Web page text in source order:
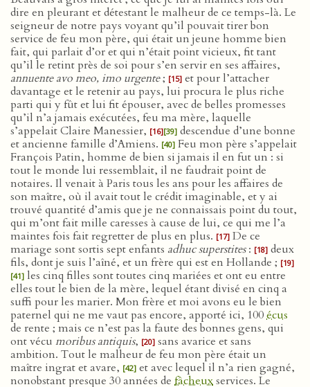
dire en pleurant et détestant le malheur de ce temps-là. Le
seigneur de notre pays voyant qu’il pouvait tirer bon
service de feu mon père, qui était un jeune homme bien
fait, qui parlait d’or et qui n’était point vicieux, fit tant
qu’il le retint près de soi pour s’en servir en ses affaires,
annuente avo meo, imo urgente; [15] et pour l’attacher
davantage et le retenir au pays, lui procura le plus riche
parti qui y fût et lui fit épouser, avec de belles promesses
qu’il n’a jamais exécutées, feu ma mère, laquelle
s’appelait Claire Manessier, [16][39] descendue d’une bonne
et ancienne famille d’Amiens. [40] Feu mon père s’appelait
François Patin, homme de bien si jamais il en fut un : si
tout le monde lui ressemblait, il ne faudrait point de
notaires. Il venait à Paris tous les ans pour les affaires de
son maître, où il avait tout le crédit imaginable, et y ai
trouvé quantité d’amis que je ne connaissais point du tout,
qui m’ont fait mille caresses à cause de lui, ce qui me l’a
maintes fois fait regretter de plus en plus. [17] De ce
mariage sont sortis sept enfants adhuc superstites: [18] deux
fils, dont je suis l’aîné, et un frère qui est en Hollande ; [19]
[41] les cinq filles sont toutes cinq mariées et ont eu entre
elles tout le bien de la mère, lequel étant divisé en cinq a
suffi pour les marier. Mon frère et moi avons eu le bien
paternel qui ne me vaut pas encore, apporté ici, 100écus
de rente ; mais ce n’est pas la faute des bonnes gens, qui
ont vécu moribus antiquis, [20] sans avarice et sans
ambition. Tout le malheur de feu mon père était un
maître ingrat et avare, [42] et avec lequel il n’a rien gagné,
nonobstant presque 30 années de fâcheuxservices. Le